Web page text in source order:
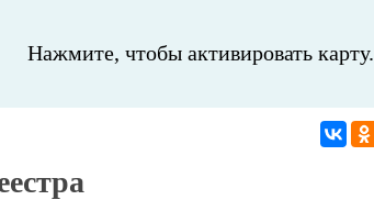
Нажмите, чтобы активировать карту.